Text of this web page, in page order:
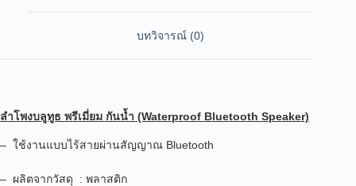
บทวิจารณ์ (0)
ลำโพงบลูทูธ พรีเมี่ยม กันน้ำ (Waterproof Bluetooth Speaker)
– ใช้งานแบบไร้สายผ่านสัญญาณ Bluetooth
– ผลิตจากวัสดุ : พลาสติก